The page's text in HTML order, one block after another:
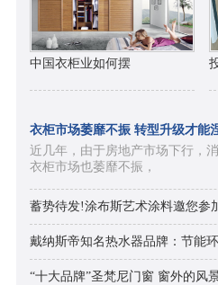
中国衣柜业如何摆
衣柜市场萎靡不振 转型升级才能
近几年，由于房地产市场下行，
衣柜市场也萎靡不振，
蓄势待发!涂布斯艺术涂料邀您参
戴纳斯帝知名热水器品牌：节能
“十大品牌”圣梵尼门窗 窗外的风